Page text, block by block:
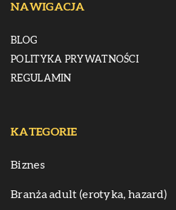
NAWIGACJA
BLOG
POLITYKA PRYWATNOŚCI
REGULAMIN
KATEGORIE
Biznes
Branża adult (erotyka, hazard)